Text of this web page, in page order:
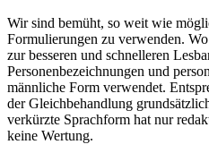
Wir sind bemüht, so weit wie
Formulierungen zu verwenden.
zur besseren und schnelleren
Personenbezeichnungen und
männliche Form verwendet.
der Gleichbehandlung
verkürzte Sprachform hat nur
keine Wertung.